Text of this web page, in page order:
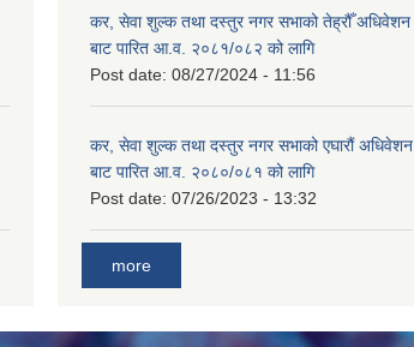
कर, सेवा शुल्क तथा दस्तुर नगर सभाको तेह्रौँ अधिवेशन
बाट पारित आ.व. २०८१/०८२ को लागि
Post date: 08/27/2024 - 11:56
कर, सेवा शुल्क तथा दस्तुर नगर सभाको एघारौं अधिवेशन
बाट पारित आ.व. २०८०/०८१ को लागि
Post date: 07/26/2023 - 13:32
more